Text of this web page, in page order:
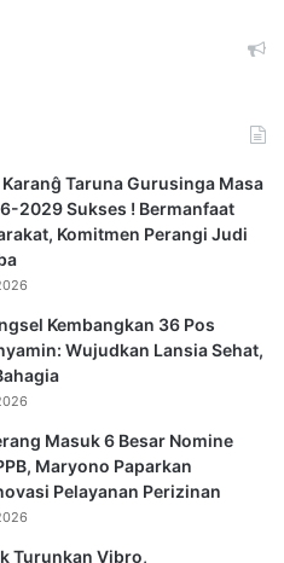
Taruna Gurusinga Masa
2029 Sukses ! Bermanfaat
Komitmen Perangi Judi
Kembangkan 36 Pos
Wujudkan Lansia Sehat,
Masuk 6 Besar Nomine
Maryono Paparkan
Pelayanan Perizinan
Turunkan Vibro,